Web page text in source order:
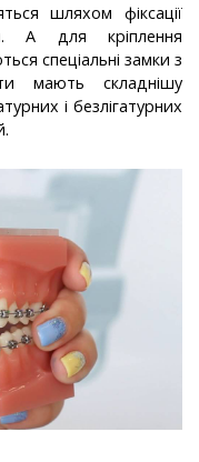
шляхом фіксації
А для кріплення
спеціальні замки з
мають складнішу
і безлігатурних